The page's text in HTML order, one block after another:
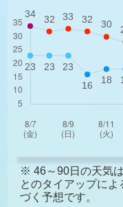
※ 46～90日の天気
とのタイアップに
づく予想です。